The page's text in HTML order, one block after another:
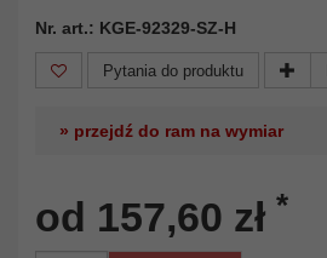
Nr. art.: KGE-92329-SZ-H
Pytania do produktu
» przejdź do ram na wymiar
od 157,60 zł *